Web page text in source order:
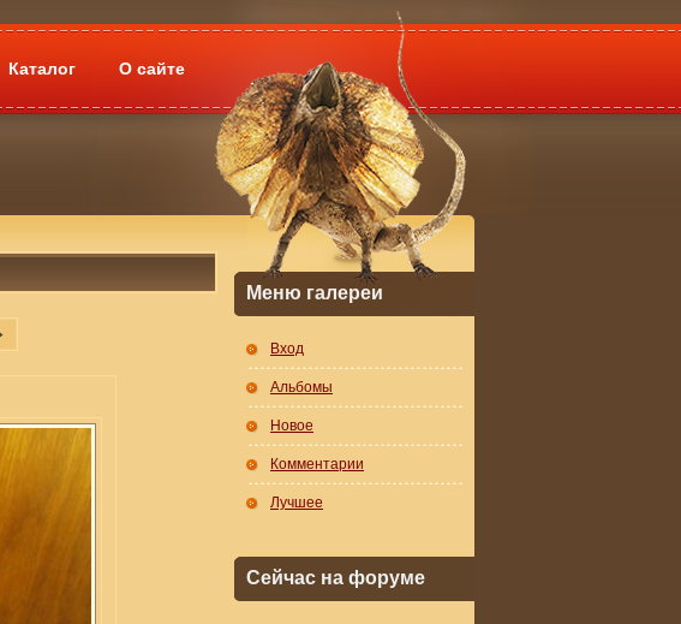
Каталог О сайте
Меню галереи
Вход
Альбомы
Новое
Комментарии
Лучшее
Сейчас на форуме